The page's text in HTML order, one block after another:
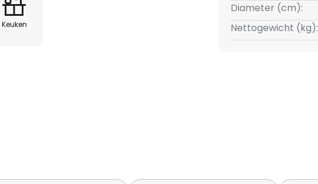
Keuken
Diameter (cm):
Nettogewicht (kg):